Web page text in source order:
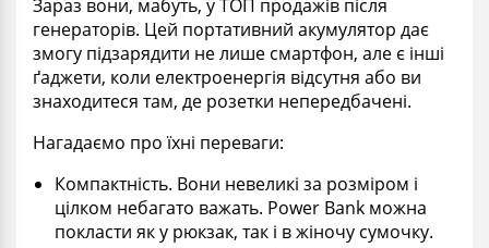
Зараз вони, мабуть, у ТОП продажів після
генераторів. Цей портативний акумулятор дає
змогу підзарядити не лише смартфон, але є інші
ґаджети, коли електроенергія відсутня або ви
знаходитеся там, де розетки непередбачені.
Нагадаємо про їхні переваги:
Компактність. Вони невеликі за розміром і
цілком небагато важать. Power Bank можна
покласти як у рюкзак, так і в жіночу сумочку.